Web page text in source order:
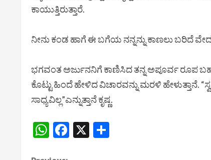
ಕಾಯುತ್ತಿರುತ್ತಾರೆ.
ನೀನು ಕಂಡ ಹಾಗೆ ಈ ಬಗೆಯ ನನ್ನನ್ನು ಕಾಣಲು ಬರಿದೆ
ಭಗವಂತ ಅರ್ಜುನನಿಗೆ ಕಾಣಿಸಿದ ತನ್ನ ಅಪೂರ್ವ ರೂಪ
ಕೊಟ್ಟು ಹಿಂದೆ ಹೇಳಿದ ವಿಚಾರವನ್ನು ಮರಳಿ ಹೇಳುತ್ತಾನೆ.
ಸಾಧ್ಯವಿಲ್ಲ”ಎನ್ನುತ್ತಾನೆ ಕೃಷ್ಣ.
WhatsApp
Facebook
X